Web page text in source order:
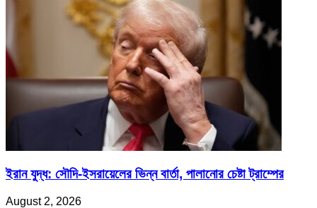
ইরান যুদ্ধ: সৌদি-ইসরায়েলের ভিন্ন বার্তা, পালানোর চেষ্টা ট্রাম্পের
August 2, 2026